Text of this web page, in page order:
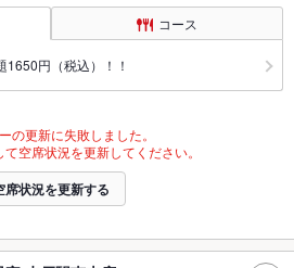
コース
1650円（税込）！！
の更新に失敗しました。
空席状況を更新してください。
席状況を更新する